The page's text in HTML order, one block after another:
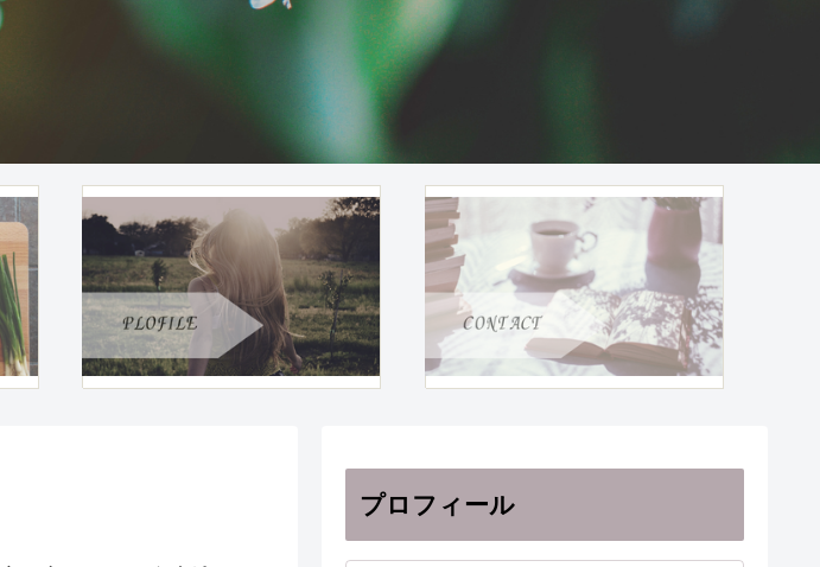
プロフィール